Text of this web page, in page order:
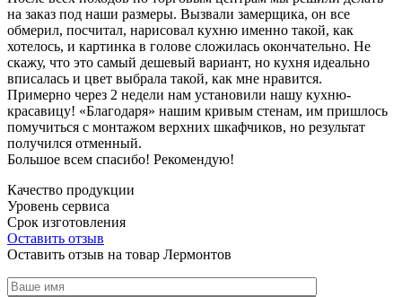
на заказ под наши размеры. Вызвали замерщика, он все
обмерил, посчитал, нарисовал кухню именно такой, как
хотелось, и картинка в голове сложилась окончательно. Не
скажу, что это самый дешевый вариант, но кухня идеально
вписалась и цвет выбрала такой, как мне нравится.
Примерно через 2 недели нам установили нашу кухню-
красавицу! «Благодаря» нашим кривым стенам, им пришлось
помучиться с монтажом верхних шкафчиков, но результат
получился отменный.
Большое всем спасибо! Рекомендую!
Качество продукции
Уровень сервиса
Срок изготовления
Оставить отзыв
Оставить отзыв на товар Лермонтов